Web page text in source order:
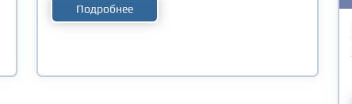
Подробнее